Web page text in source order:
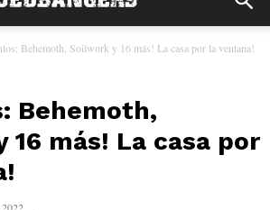
Behemoth, Soilwork y 16 más! La casa por la ventana!
Behemoth,
16 más! La casa por